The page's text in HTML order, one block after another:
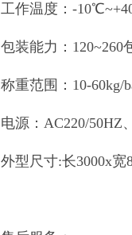
工作温度：-
包装能力：120~260
称重范围：10-60kg/
电源：AC220/50HZ
外型尺寸:长3000x宽